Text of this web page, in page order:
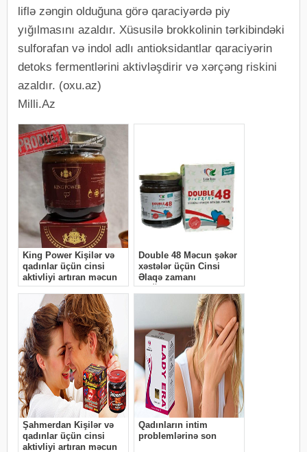
liflə zəngin olduğuna görə qaraciyərdə piy
yığılmasını azaldır. Xüsusilə brokkolinin tərkibindəki
sulforafan və indol adlı antioksidantlar qaraciyərin
detoks fermentlərini aktivləşdirir və xərçəng riskini
azaldır. (oxu.az)
Milli.Az